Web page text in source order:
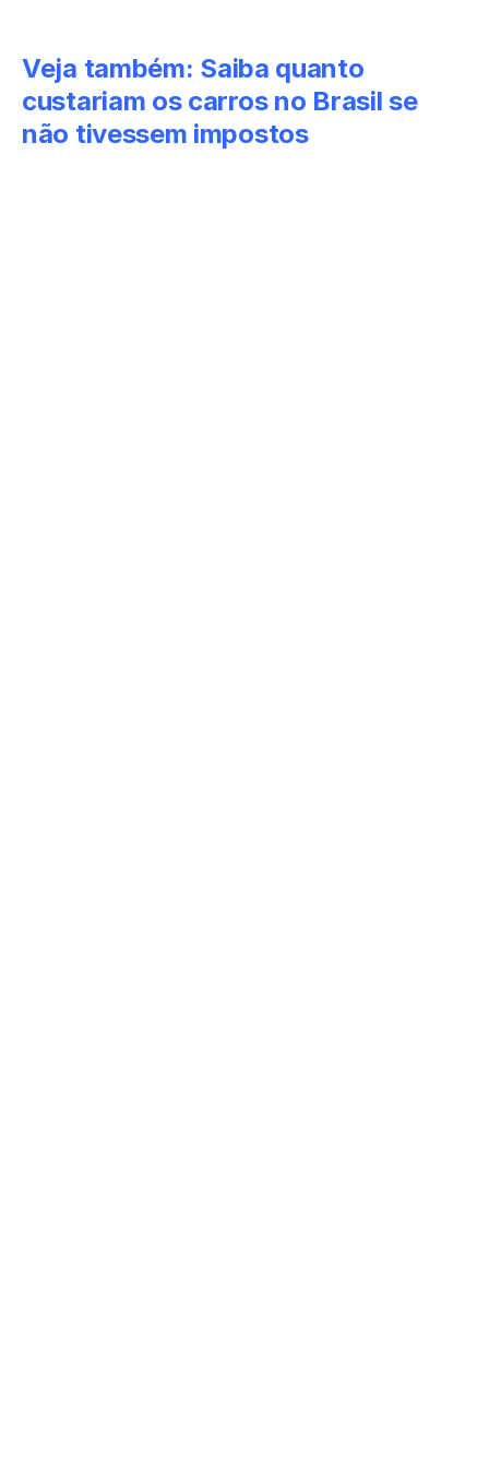
Veja também: Saiba quanto
custariam os carros no Brasil se
não tivessem impostos